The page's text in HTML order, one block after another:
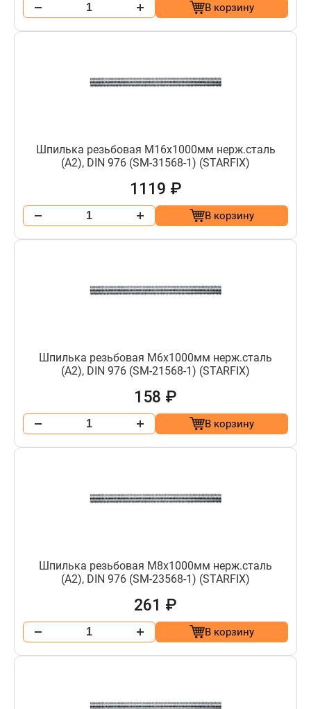
В корзину
Шпилька резьбовая М16х1000мм нерж.сталь
(А2), DIN 976 (SM-31568-1) (STARFIX)
1119 ₽
В корзину
Шпилька резьбовая М6х1000мм нерж.сталь
(А2), DIN 976 (SM-21568-1) (STARFIX)
158 ₽
В корзину
Шпилька резьбовая М8х1000мм нерж.сталь
(А2), DIN 976 (SM-23568-1) (STARFIX)
261 ₽
В корзину